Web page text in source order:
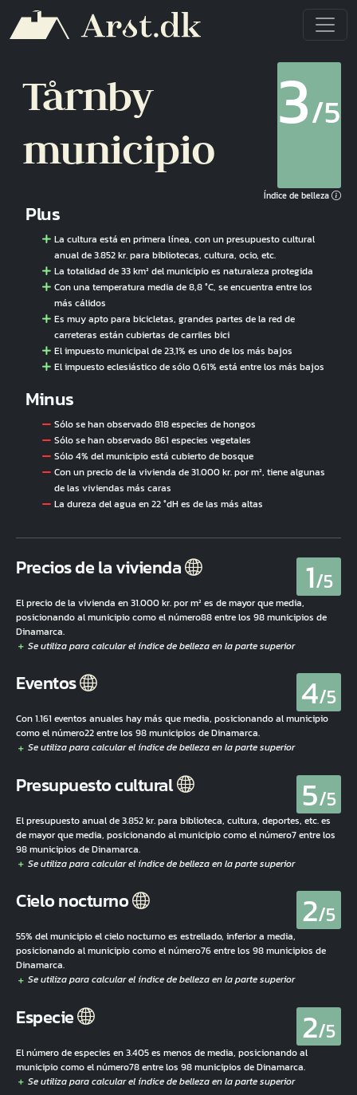
Tårnby
municipio
3/5
Índice de belleza
Plus
La cultura está en primera línea, con un presupuesto cultural
anual de 3.852 kr. para bibliotecas, cultura, ocio, etc.
La totalidad de 33 km² del municipio es naturaleza protegida
Con una temperatura media de 8,8 °C, se encuentra entre los
más cálidos
Es muy apto para bicicletas, grandes partes de la red de
carreteras están cubiertas de carriles bici
El impuesto municipal de 23,1% es uno de los más bajos
El impuesto eclesiástico de sólo 0,61% está entre los más bajos
Minus
Sólo se han observado 818 especies de hongos
Sólo se han observado 861 especies vegetales
Sólo 4% del municipio está cubierto de bosque
Con un precio de la vivienda de 31.000 kr. por m², tiene algunas
de las viviendas más caras
La dureza del agua en 22 °dH es de las más altas
Precios de la vivienda 1/5
El precio de la vivienda en 31.000 kr. por m² es de mayor que media,
posicionando al municipio como el número88 entre los 98 municipios de
Dinamarca.
Eventos 4/5
Con 1.161 eventos anuales hay más que media, posicionando al municipio
como el número22 entre los 98 municipios de Dinamarca.
Presupuesto cultural 5/5
El presupuesto anual de 3.852 kr. para biblioteca, cultura, deportes, etc. es
de mayor que media, posicionando al municipio como el número7 entre los
98 municipios de Dinamarca.
Cielo nocturno 2/5
55% del municipio el cielo nocturno es estrellado, inferior a media,
posicionando al municipio como el número76 entre los 98 municipios de
Dinamarca.
Especie 2/5
El número de especies en 3.405 es menos de media, posicionando al
municipio como el número78 entre los 98 municipios de Dinamarca.